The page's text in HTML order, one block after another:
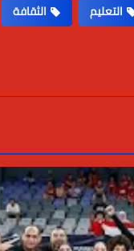
التعليم الثقافة